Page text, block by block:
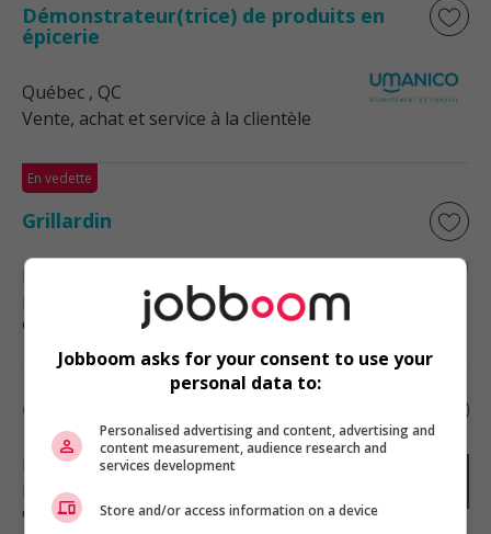
Démonstrateur(trice) de produits en
épicerie
Québec , QC
Vente, achat et service à la clientèle
En vedette
Grillardin
Restauration, hôtellerie, tourisme
et loisirs
Cuisinier
La Baie
, QC
Restauration, hôtellerie, tourisme
et loisirs
Jobboom asks for your consent to use your
personal data to:
Personalised advertising and content, advertising and
content measurement, audience research and
services development
Store and/or access information on a device